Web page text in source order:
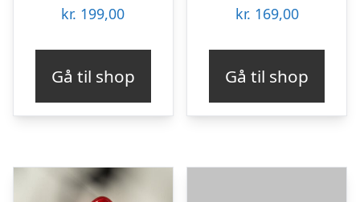
kr. 199,00
Gå til shop
kr. 169,00
Gå til shop